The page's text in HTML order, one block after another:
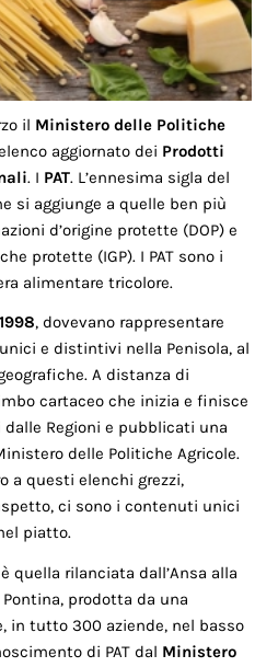
il Ministero delle Politiche
aggiornato dei Prodotti
. I PAT. L’ennesima sigla del
si aggiunge a quelle ben più
d’origine protette (DOP) e
protette (IGP). I PAT sono i
alimentare tricolore.
, dovevano rappresentare
e distintivi nella Penisola, al
A distanza di
cartaceo che inizia e finisce
Regioni e pubblicati una
delle Politiche Agricole.
a questi elenchi grezzi,
ci sono i contenuti unici
piatto.
quella rilanciata dall’Ansa alla
prodotta da una
in tutto 300 aziende, nel basso
di PAT dal Ministero